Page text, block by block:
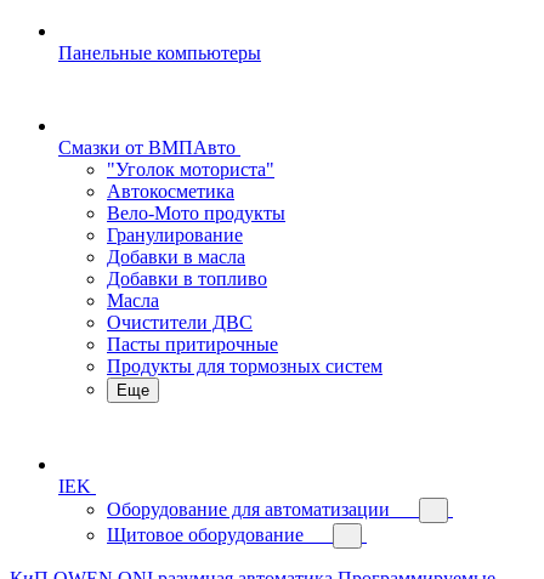
Панельные компьютеры
Смазки от ВМПАвто
"Уголок моториста"
Автокосметика
Вело-Мото продукты
Гранулирование
Добавки в масла
Добавки в топливо
Масла
Очистители ДВС
Пасты притирочные
Продукты для тормозных систем
Еще
IEK
Оборудование для автоматизации
Щитовое оборудование